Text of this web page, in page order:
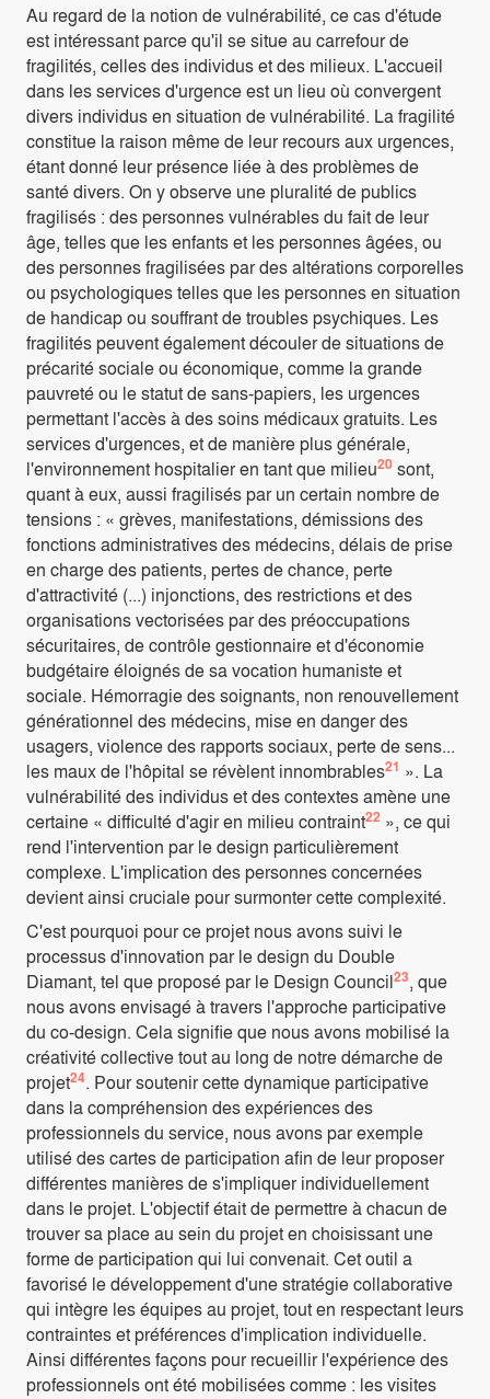
Au regard de la notion de vulnérabilité, ce cas d'étude
est intéressant parce qu'il se situe au carrefour de
fragilités, celles des individus et des milieux. L'accueil
dans les services d'urgence est un lieu où convergent
divers individus en situation de vulnérabilité. La fragilité
constitue la raison même de leur recours aux urgences,
étant donné leur présence liée à des problèmes de
santé divers. On y observe une pluralité de publics
fragilisés : des personnes vulnérables du fait de leur
âge, telles que les enfants et les personnes âgées, ou
des personnes fragilisées par des altérations corporelles
ou psychologiques telles que les personnes en situation
de handicap ou souffrant de troubles psychiques. Les
fragilités peuvent également découler de situations de
précarité sociale ou économique, comme la grande
pauvreté ou le statut de sans-papiers, les urgences
permettant l'accès à des soins médicaux gratuits. Les
services d'urgences, et de manière plus générale,
l'environnement hospitalier en tant que milieu20 sont,
quant à eux, aussi fragilisés par un certain nombre de
tensions : « grèves, manifestations, démissions des
fonctions administratives des médecins, délais de prise
en charge des patients, pertes de chance, perte
d'attractivité (...) injonctions, des restrictions et des
organisations vectorisées par des préoccupations
sécuritaires, de contrôle gestionnaire et d'économie
budgétaire éloignés de sa vocation humaniste et
sociale. Hémorragie des soignants, non renouvellement
générationnel des médecins, mise en danger des
usagers, violence des rapports sociaux, perte de sens...
les maux de l'hôpital se révèlent innombrables21 ». La
vulnérabilité des individus et des contextes amène une
certaine « difficulté d'agir en milieu contraint22 », ce qui
rend l'intervention par le design particulièrement
complexe. L'implication des personnes concernées
devient ainsi cruciale pour surmonter cette complexité.
C'est pourquoi pour ce projet nous avons suivi le
processus d'innovation par le design du Double
Diamant, tel que proposé par le Design Council23, que
nous avons envisagé à travers l'approche participative
du co-design. Cela signifie que nous avons mobilisé la
créativité collective tout au long de notre démarche de
projet24. Pour soutenir cette dynamique participative
dans la compréhension des expériences des
professionnels du service, nous avons par exemple
utilisé des cartes de participation afin de leur proposer
différentes manières de s'impliquer individuellement
dans le projet. L'objectif était de permettre à chacun de
trouver sa place au sein du projet en choisissant une
forme de participation qui lui convenait. Cet outil a
favorisé le développement d'une stratégie collaborative
qui intègre les équipes au projet, tout en respectant leurs
contraintes et préférences d'implication individuelle.
Ainsi différentes façons pour recueillir l'expérience des
professionnels ont été mobilisées comme : les visites